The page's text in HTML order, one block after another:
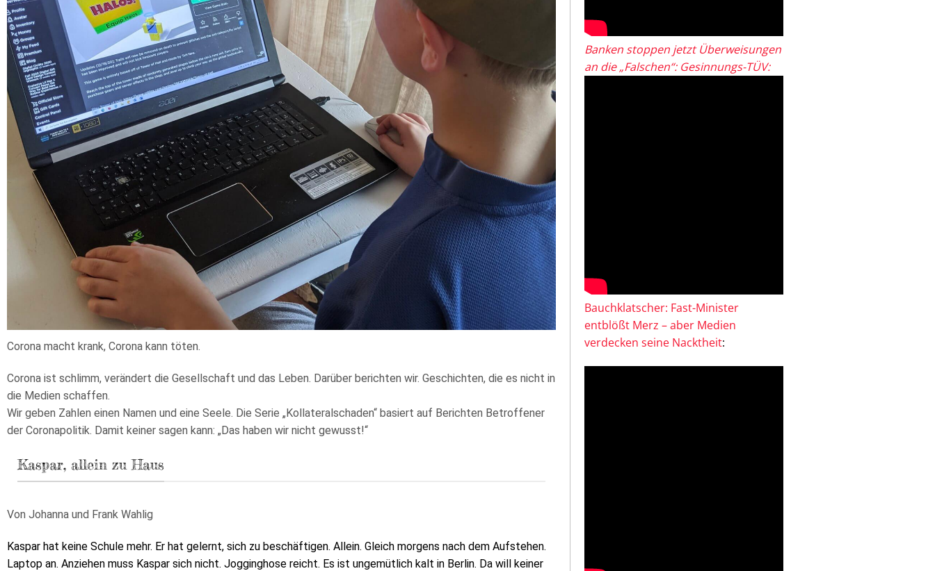
Corona macht krank, Corona kann töten.
Corona ist schlimm, verändert die Gesellschaft und das Leben. Darüber berichten wir. Geschichten, die es nicht in
die Medien schaffen.
Wir geben Zahlen einen Namen und eine Seele. Die Serie „Kollateralschaden“ basiert auf Berichten Betroffener
der Coronapolitik. Damit keiner sagen kann: „Das haben wir nicht gewusst!“
Kaspar, allein zu Haus
Von Johanna und Frank Wahlig
Kaspar hat keine Schule mehr. Er hat gelernt, sich zu beschäftigen. Allein. Gleich morgens nach dem Aufstehen.
Laptop an. Anziehen muss Kaspar sich nicht. Jogginghose reicht. Es ist ungemütlich kalt in Berlin. Da will keiner
Banken stoppen jetzt Überweisungen
an die „Falschen“: Gesinnungs-TÜV:
Bauchklatscher: Fast-Minister
entblößt Merz – aber Medien
verdecken seine Nacktheit: